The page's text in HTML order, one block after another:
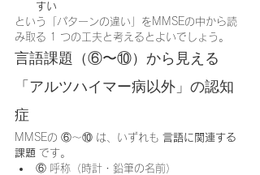
すい
という「パターンの違い」をMMSEの中から読
み取る 1 つの工夫と考えるとよいでしょう。
言語課題（⑥〜⑩）から見える
「アルツハイマー病以外」の認知
症
MMSEの ⑥〜⑩ は、いずれも 言語に関連する
課題 です。
⑥ 呼称（時計・鉛筆の名前）